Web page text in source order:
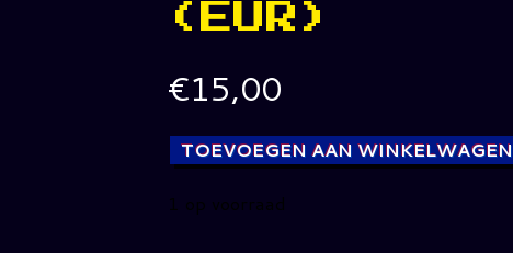
(EUR)
€15,00
TOEVOEGEN AAN WINKELWAGEN
1 op voorraad